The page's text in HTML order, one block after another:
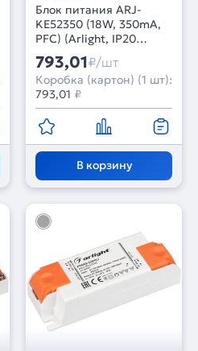
Блок питания ARJ-
KE52350 (18W, 350mA,
PFC) (Arlight, IP20
Пластик, 5 лет)
793,01₽/шт
Коробка (картон) (1 шт):
793,01 ₽
В корзину